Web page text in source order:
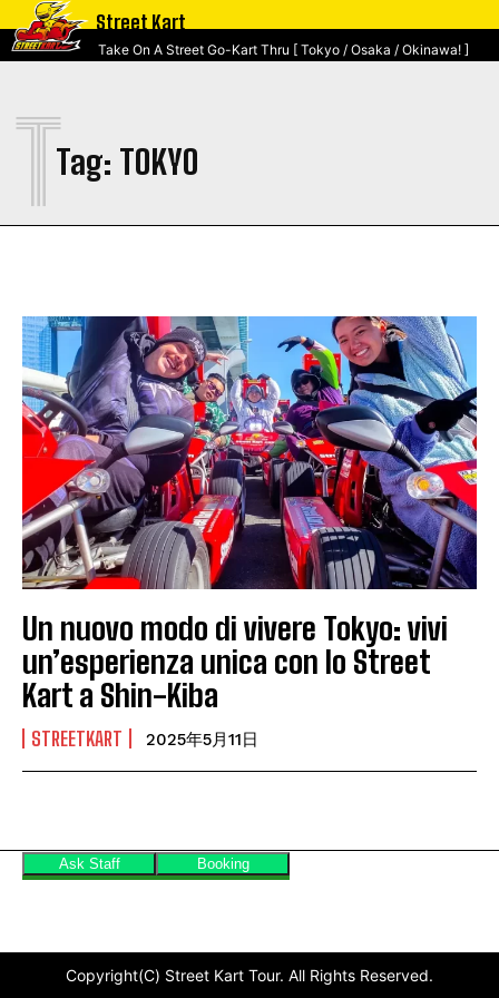
Street Kart
Take On A Street Go-Kart Thru [ Tokyo / Osaka / Okinawa! ]
Tag: TOKYO
T
Un nuovo modo di vivere Tokyo: vivi
un’esperienza unica con lo Street
Kart a Shin-Kiba
STREETKART 2025年5月11日
Copyright(C) Street Kart Tour. All Rights Reserved.